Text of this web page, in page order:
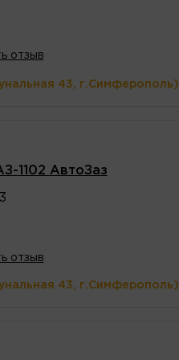
отзыв
43, г.Симферополь)
1102 АвтоЗаз
отзыв
43, г.Симферополь)